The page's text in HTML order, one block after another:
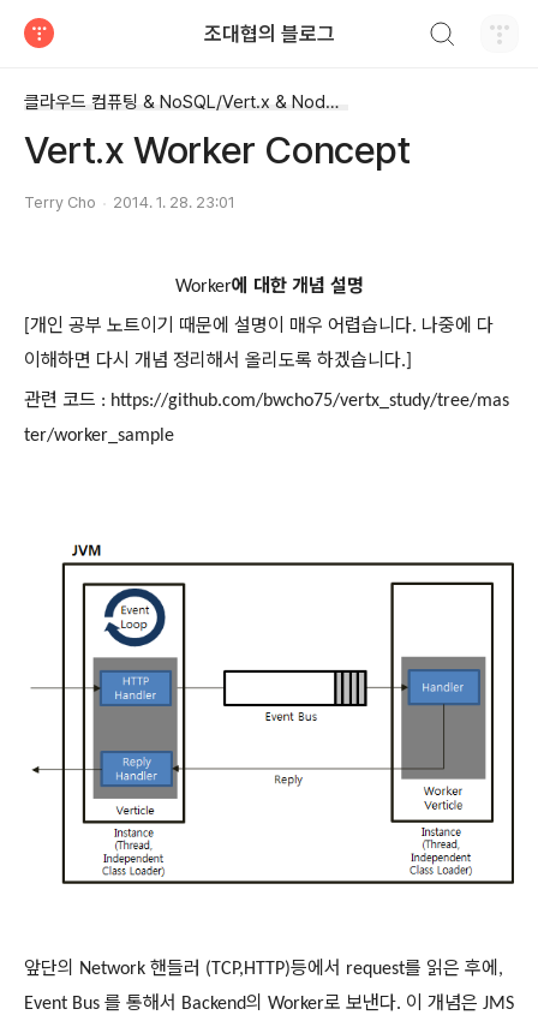
조대협의 블로그
클라우드 컴퓨팅 & NoSQL/Vert.x & Node.js
Vert.x Worker Concept
Terry Cho 2014. 1. 28. 23:01
Worker에 대한 개념 설명
개인 공부 노트이기 때문에 설명이 매우 어렵습니다. 나중에 다
이해하면 다시 개념 정리해서 올리도록 하겠습니다.]
관련 코드 : https://github.com/bwcho75/vertx_study/tree/mas
ter/worker_sample
앞단의 Network 핸들러 (TCP,HTTP)등에서 request를 읽은 후에 ,
Event Bus 를 통해서 Backend의 Worker로 보낸다. 이 개념은 JMS